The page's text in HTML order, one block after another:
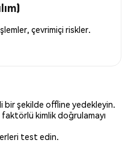
çevrimiçi riskler.
bir şekilde offline yedekleyin.
kimlik doğrulamayı
test edin.